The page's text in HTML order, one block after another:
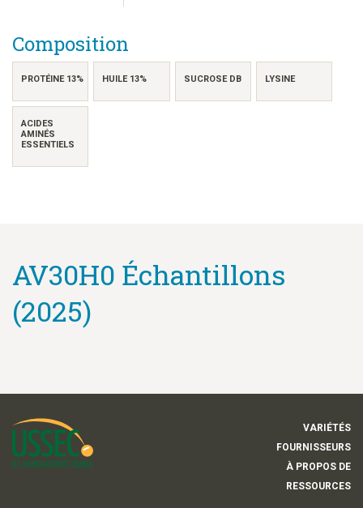
Composition
PROTÉINE 13% HUILE 13% SUCROSE DB LYSINE
ACIDES
AMINÉS
ESSENTIELS
AV30H0 Échantillons
(2025)
VARIÉTÉS
FOURNISSEURS
À PROPOS DE
RESSOURCES